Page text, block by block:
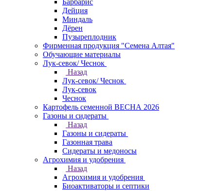
Барбарис
Дейция
Миндаль
Дёрен
Пузыреплодник
Фирменная продукция "Семена Алтая"
Обучающие материалы
Лук-севок/ Чеснок
Назад
Лук-севок/ Чеснок
Лук-севок
Чеснок
Картофель семенной ВЕСНА 2026
Газоны и сидераты
Назад
Газоны и сидераты
Газонная трава
Сидераты и медоносы
Агрохимия и удобрения
Назад
Агрохимия и удобрения
Биоактиваторы и септики